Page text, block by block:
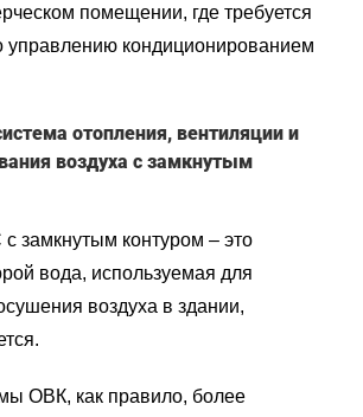
помещении, где требуется
управлению кондиционированием
отопления, вентиляции и
воздуха с замкнутым
замкнутым контуром – это
вода, используемая для
воздуха в здании,
ОВК, как правило, более